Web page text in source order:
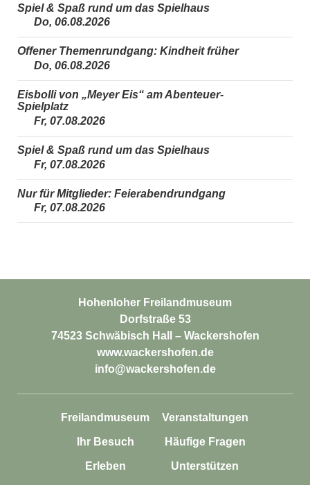
Spiel & Spaß rund um das Spielhaus
Do, 06.08.2026
Offener Themenrundgang: Kindheit früher
Do, 06.08.2026
Eisbolli von „Meyer Eis“ am Abenteuer-
Spielplatz
Fr, 07.08.2026
Spiel & Spaß rund um das Spielhaus
Fr, 07.08.2026
Nur für Mitglieder: Feierabendrundgang
Fr, 07.08.2026
Hohenloher Freilandmuseum
Dorfstraße 53
74523 Schwäbisch Hall – Wackershofen
www.wackershofen.de
info@wackershofen.de
Freilandmuseum Veranstaltungen
Ihr Besuch Häufige Fragen
Erleben Unterstützen